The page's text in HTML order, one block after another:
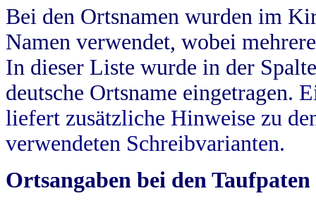
Bei den Ortsnamen wurden im
Namen verwendet, wobei
In dieser Liste wurde in der
deutsche Ortsname eingetragen.
liefert zusätzliche Hinweise zu
verwendeten Schreibvarianten.
Ortsangaben bei den Taufpaten